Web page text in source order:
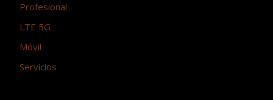
Profesional
LTE 5G
Móvil
Servicios